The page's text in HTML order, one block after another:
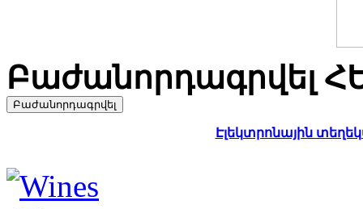
Բաժանորդագրվել
Էլեկտրոնային